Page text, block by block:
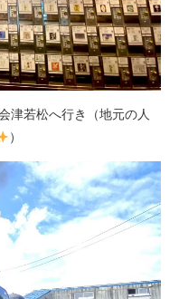
津若松へ行き（地元の人
）